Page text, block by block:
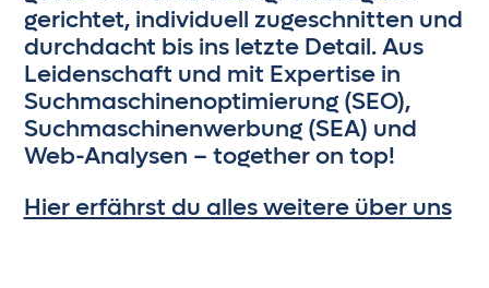
gerichtet, individuell zugeschnitten und
durchdacht bis ins letzte Detail. Aus
Leidenschaft und mit Expertise in
Suchmaschinenoptimierung (SEO),
Suchmaschinenwerbung (SEA) und
Web-Analysen – together on top!
Hier erfährst du alles weitere über uns